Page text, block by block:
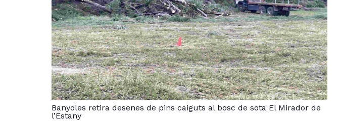
Banyoles retira desenes de pins caiguts al bosc de sota El Mirador de
l’Estany